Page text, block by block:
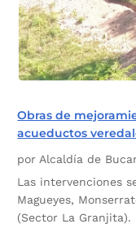
Obras de
acueductos
por Alcaldía de
Las intervenciones
Magueyes,
(Sector La